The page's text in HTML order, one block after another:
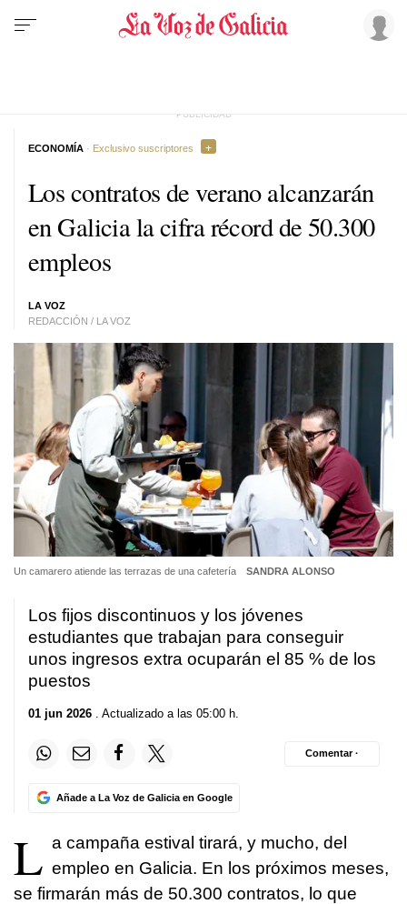
Los contratos de verano alcanzarán
en Galicia la cifra récord de 50.300
empleos
LA VOZ
REDACCIÓN / LA VOZ
ECONOMÍA · Exclusivo suscriptores
Un camarero atiende las terrazas de una cafetería SANDRA ALONSO
Los fijos discontinuos y los jóvenes
estudiantes que trabajan para conseguir
unos ingresos extra ocuparán el 85 % de los
puestos
01 jun 2026 . Actualizado a las 05:00 h.
Añade a La Voz de Galicia en Google
Comentar ·
L a campaña estival tirará, y mucho, del
empleo en Galicia. En los próximos meses,
se firmarán más de 50.300 contratos, lo que